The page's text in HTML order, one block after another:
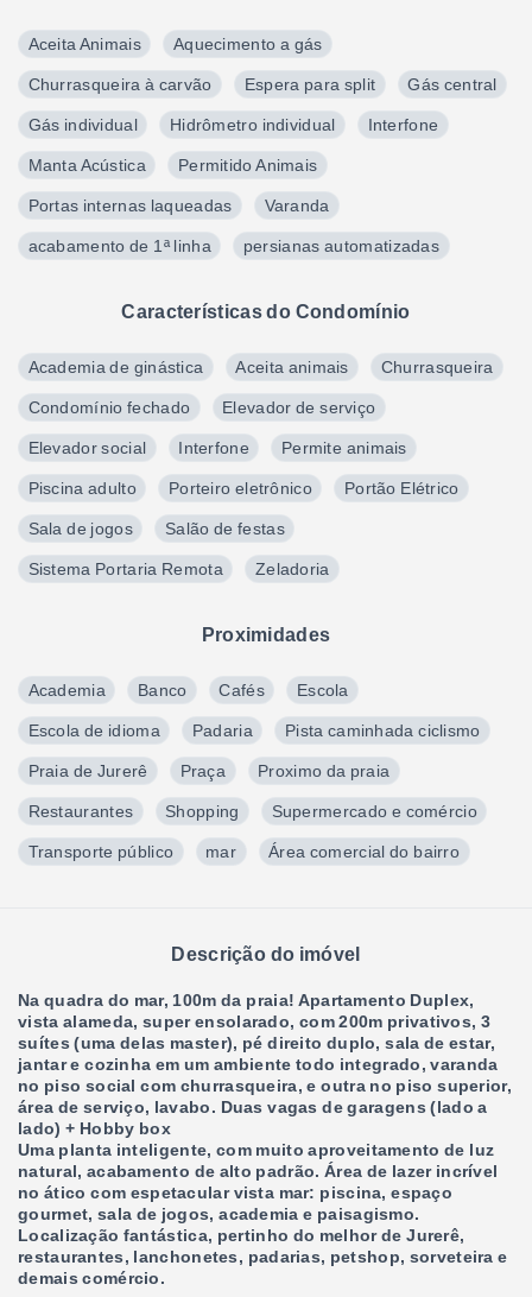
Aceita Animais Aquecimento a gás
Churrasqueira à carvão Espera para split Gás central
Gás individual Hidrômetro individual Interfone
Manta Acústica Permitido Animais
Portas internas laqueadas Varanda
acabamento de 1ª linha persianas automatizadas
Características do Condomínio
Academia de ginástica Aceita animais Churrasqueira
Condomínio fechado Elevador de serviço
Elevador social Interfone Permite animais
Piscina adulto Porteiro eletrônico Portão Elétrico
Sala de jogos Salão de festas
Sistema Portaria Remota Zeladoria
Proximidades
Academia Banco Cafés Escola
Escola de idioma Padaria Pista caminhada ciclismo
Praia de Jurerê Praça Proximo da praia
Restaurantes Shopping Supermercado e comércio
Transporte público mar Área comercial do bairro
Descrição do imóvel
Na quadra do mar, 100m da praia! Apartamento Duplex,
vista alameda, super ensolarado, com 200m privativos, 3
suítes (uma delas master), pé direito duplo, sala de estar,
jantar e cozinha em um ambiente todo integrado, varanda
no piso social com churrasqueira, e outra no piso superior,
área de serviço, lavabo. Duas vagas de garagens (lado a
lado) + Hobby box
Uma planta inteligente, com muito aproveitamento de luz
natural, acabamento de alto padrão. Área de lazer incrível
no ático com espetacular vista mar: piscina, espaço
gourmet, sala de jogos, academia e paisagismo.
Localização fantástica, pertinho do melhor de Jurerê,
restaurantes, lanchonetes, padarias, petshop, sorveteira e
demais comércio.